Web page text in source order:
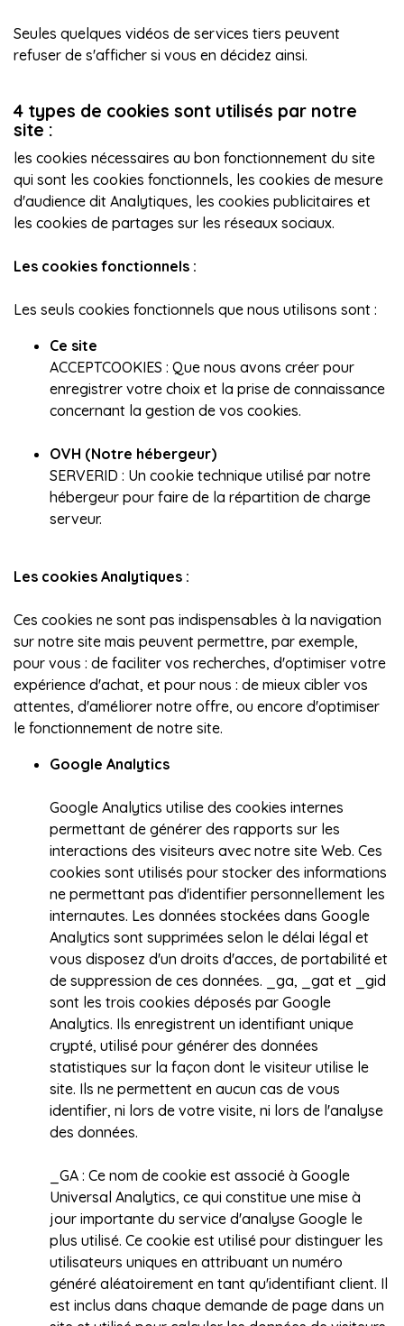
Seules quelques vidéos de services tiers peuvent
refuser de s'afficher si vous en décidez ainsi.
4 types de cookies sont utilisés par notre
site :
les cookies nécessaires au bon fonctionnement du site
qui sont les cookies fonctionnels, les cookies de mesure
d'audience dit Analytiques, les cookies publicitaires et
les cookies de partages sur les réseaux sociaux.
Les cookies fonctionnels :
Les seuls cookies fonctionnels que nous utilisons sont :
Ce site
ACCEPTCOOKIES : Que nous avons créer pour
enregistrer votre choix et la prise de connaissance
concernant la gestion de vos cookies.
OVH (Notre hébergeur)
SERVERID : Un cookie technique utilisé par notre
hébergeur pour faire de la répartition de charge
serveur.
Les cookies Analytiques :
Ces cookies ne sont pas indispensables à la navigation
sur notre site mais peuvent permettre, par exemple,
pour vous : de faciliter vos recherches, d'optimiser votre
expérience d'achat, et pour nous : de mieux cibler vos
attentes, d'améliorer notre offre, ou encore d'optimiser
le fonctionnement de notre site.
Google Analytics
Google Analytics utilise des cookies internes
permettant de générer des rapports sur les
interactions des visiteurs avec notre site Web. Ces
cookies sont utilisés pour stocker des informations
ne permettant pas d'identifier personnellement les
internautes. Les données stockées dans Google
Analytics sont supprimées selon le délai légal et
vous disposez d'un droits d'acces, de portabilité et
de suppression de ces données. _ga, _gat et _gid
sont les trois cookies déposés par Google
Analytics. Ils enregistrent un identifiant unique
crypté, utilisé pour générer des données
statistiques sur la façon dont le visiteur utilise le
site. Ils ne permettent en aucun cas de vous
identifier, ni lors de votre visite, ni lors de l'analyse
des données.
_GA : Ce nom de cookie est associé à Google
Universal Analytics, ce qui constitue une mise à
jour importante du service d'analyse Google le
plus utilisé. Ce cookie est utilisé pour distinguer les
utilisateurs uniques en attribuant un numéro
généré aléatoirement en tant qu'identifiant client. Il
est inclus dans chaque demande de page dans un